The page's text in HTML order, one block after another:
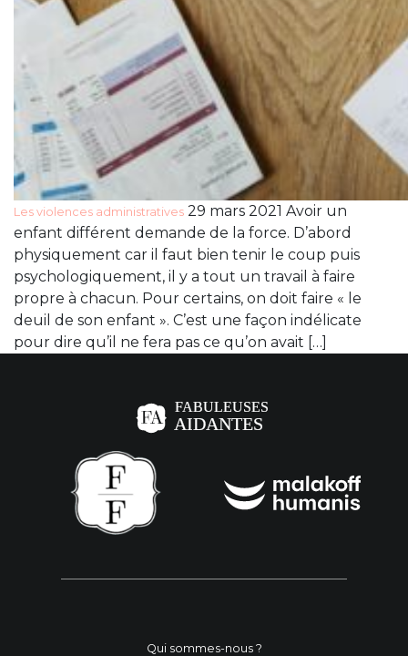
Les violences administratives 29 mars 2021 Avoir un
enfant différent demande de la force. D’abord
physiquement car il faut bien tenir le coup puis
psychologiquement, il y a tout un travail à faire
propre à chacun. Pour certains, on doit faire « le
deuil de son enfant ». C’est une façon indélicate
pour dire qu’il ne fera pas ce qu’on avait […]
Qui sommes-nous ?